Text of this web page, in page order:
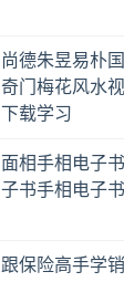
尚德朱昱易朴
奇门梅花风水
下载学习
面相手相电子
子书手相电子
跟保险高手学